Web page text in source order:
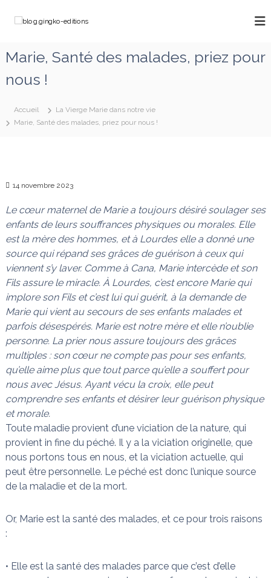
o
g
i
n
d
i
t
i
o
n
s
m
i
s
e
u
i
é
f
a
l
e
œ
u
Marie, Santé des malades, priez pour
nous !
Accueil
La Vierge Marie dans notre vie
Marie, Santé des malades, priez pour nous !
14 novembre 2023
Le cœur maternel de Marie a toujours désiré soulager ses
enfants de leurs souffrances physiques ou morales. Elle
est la mère des hommes, et à Lourdes elle a donné une
source qui répand ses grâces de guérison à ceux qui
viennent s’y laver. Comme à Cana, Marie intercède et son
Fils assure le miracle. À Lourdes, c’est encore Marie qui
implore son Fils et c’est lui qui guérit, à la demande de
Marie qui vient au secours de ses enfants malades et
parfois désespérés. Marie est notre mère et elle n’oublie
personne. La prier nous assure toujours des grâces
multiples : son cœur ne compte pas pour ses enfants,
qu’elle aime plus que tout parce qu’elle a souffert pour
nous avec Jésus. Ayant vécu la croix, elle peut
comprendre ses enfants et désirer leur guérison physique
et morale.
Toute maladie provient d’une viciation de la nature, qui
provient in fine du péché. Il y a la viciation originelle, que
nous portons tous en nous, et la viciation actuelle, qui
peut être personnelle. Le péché est donc l’unique source
de la maladie et de la mort.
Or, Marie est la santé des malades, et ce pour trois raisons
:
• Elle est la santé des malades parce que c’est d’elle